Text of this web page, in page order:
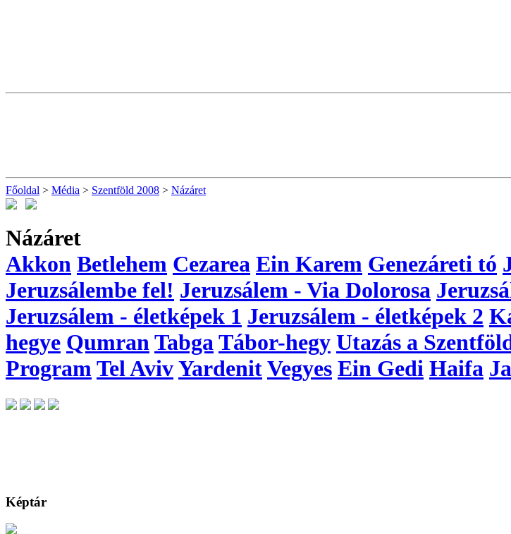
Főoldal > Média > Szentföld 2008 > Názáret
Názáret
Akkon Betlehem Cezarea Ein Karem Genezáreti tó
Jeruzsálembe fel! Jeruzsálem - Via Dolorosa
Jeruzsálem - életképek 1 Jeruzsálem - életképek 2
hegye Qumran Tabga Tábor-hegy Utazás a
Program Tel AvivYardenitVegyes Ein Gedi Haifa
Képtár